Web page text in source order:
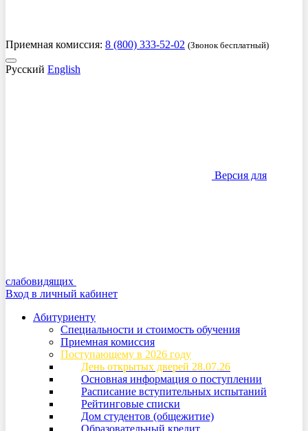
Приемная комиссия: 8 (800) 333-52-02 (Звонок бесплатный)
Русский English
Версия для
слабовидящих
Вход в личный кабинет
Абитуриенту
Специальности и стоимость обучения
Приемная комиссия
Поступающему в 2026 году
День открытых дверей 28.07.26
Основная информация о поступлении
Расписание вступительных испытаний
Рейтинговые списки
Дом студентов (общежитие)
Образовательный кредит